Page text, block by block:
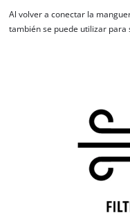
Al volver a conectar la
también se puede utilizar para